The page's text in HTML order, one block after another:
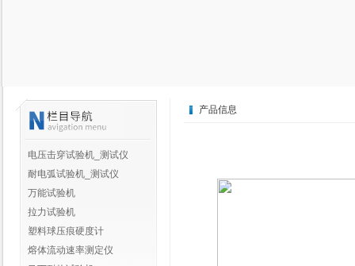
电压击穿试验机_测试仪
耐电弧试验机_测试仪
万能试验机
拉力试验机
塑料球压痕硬度计
熔体流动速率测定仪
产品信息